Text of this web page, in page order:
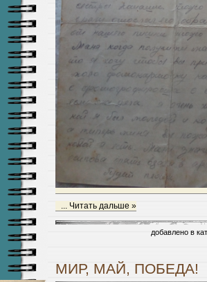
... Читать дальше »
добавлено в
МИР, МАЙ, ПОБЕДА!